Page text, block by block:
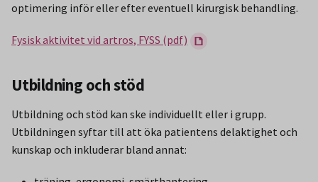
optimering inför eller efter eventuell kirurgisk behandling.
Fysisk aktivitet vid artros, FYSS (pdf)
Utbildning och stöd
Utbildning och stöd kan ske individuellt eller i grupp.
Utbildningen syftar till att öka patientens delaktighet och
kunskap och inkluderar bland annat: